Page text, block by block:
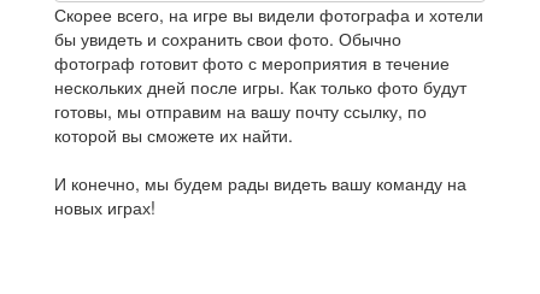
Скорее всего, на игре вы видели фотографа и хотели
бы увидеть и сохранить свои фото. Обычно
фотограф готовит фото с мероприятия в течение
нескольких дней после игры. Как только фото будут
готовы, мы отправим на вашу почту ссылку, по
которой вы сможете их найти.
И конечно, мы будем рады видеть вашу команду на
новых играх!